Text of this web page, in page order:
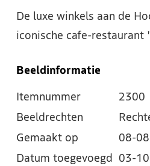
De luxe winkels aan de
iconische cafe-restaurant
Beeldinformatie
Itemnummer
2300
Beeldrechten
Gemaakt op
08-
Datum toegevoegd
03-